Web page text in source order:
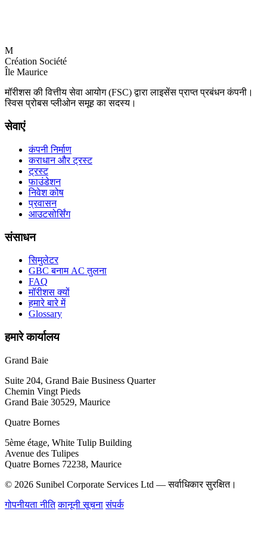
M
Création Société
Île Maurice
मॉरीशस की वित्तीय सेवा आयोग (FSC) द्वारा लाइसेंस प्राप्त प्रबंधन कंपनी।
स्विस प्रोबस प्लीओन समूह का सदस्य।
सेवाएं
कंपनी निर्माण
कराधान और ट्रस्ट
ट्रस्ट
फाउंडेशन
निवेश कोष
प्रवासन
आउटसोर्सिंग
संसाधन
सिमुलेटर
GBC बनाम AC तुलना
FAQ
मॉरीशस क्यों
हमारे बारे में
Glossary
हमारे कार्यालय
Grand Baie
Suite 204, Grand Baie Business Quarter
Chemin Vingt Pieds
Grand Baie 30529, Maurice
Quatre Bornes
5ème étage, White Tulip Building
Avenue des Tulipes
Quatre Bornes 72238, Maurice
© 2026 Sunibel Corporate Services Ltd — सर्वाधिकार सुरक्षित।
गोपनीयता नीति कानूनी सूचना संपर्क